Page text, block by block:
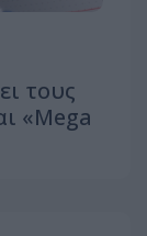
τους
«Mega